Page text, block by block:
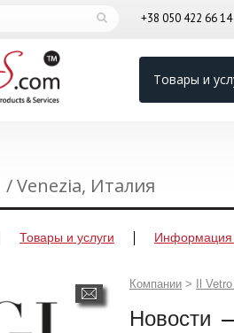
+38 050 422 66 14
Товары и
/ Venezia, Италия
Товары и услуги Информация
Компании > Il
Новости